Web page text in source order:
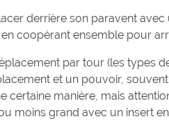
derrière son paravent avec
coopérant ensemble pour
par tour (les types
et un pouvoir,
certaine manière, mais
moins grand avec un insert